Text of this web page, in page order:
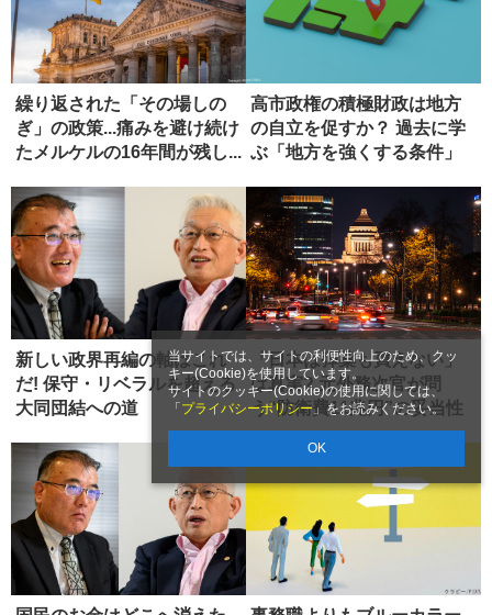
当サイトでは、サイトの利便性向上のため、クッ
キー(Cookie)を使用しています。
サイトのクッキー(Cookie)の使用に関しては、
「 プライバシーポリシー」をお読みください。
OK
繰り返された「その場しの
ぎ」の政策...痛みを避け続け
たメルケルの16年間が残し...
高市政権の積極財政は地方
の自立を促すか？ 過去に学
ぶ「地方を強くする条件」
新しい政界再編の軸はこれ
だ! 保守・リベラルを超える
大同団結への道
「日本は弾薬も買えない」
は真実? 元外務次官が問
う“防衛費11兆円”の妥当性